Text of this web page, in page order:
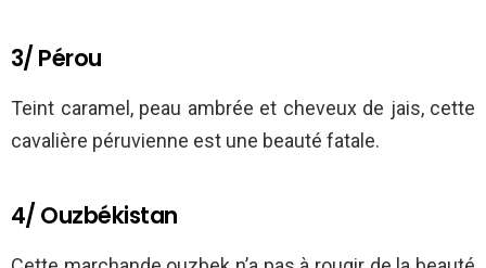
3/ Pérou
Teint caramel, peau ambrée et cheveux de jais, cette
cavalière péruvienne est une beauté fatale.
4/ Ouzbékistan